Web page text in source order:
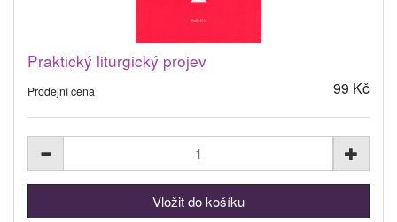
Praktický liturgický projev
Prodejní cena 99 Kč